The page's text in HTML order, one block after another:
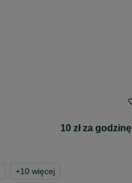
10 zł za godzinę
+10 więcej